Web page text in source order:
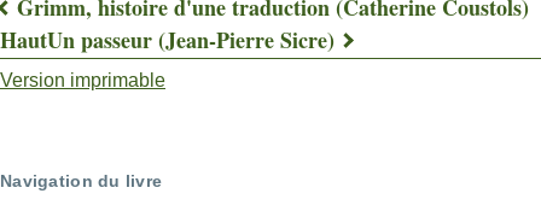
Liens
transversaux
Grimm, histoire d'une traduction (Catherine Coustols)
HautUn passeur (Jean-Pierre Sicre)
Version imprimable
Navigation du livre